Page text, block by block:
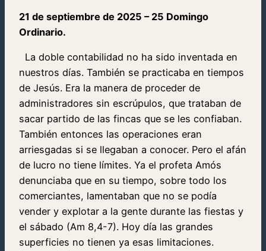
21 de septiembre de 2025 – 25 Domingo
Ordinario.
La doble contabilidad no ha sido inventada en
nuestros días. También se practicaba en tiempos
de Jesús. Era la manera de proceder de
administradores sin escrúpulos, que trataban de
sacar partido de las fincas que se les confiaban.
También entonces las operaciones eran
arriesgadas si se llegaban a conocer. Pero el afán
de lucro no tiene límites. Ya el profeta Amós
denunciaba que en su tiempo, sobre todo los
comerciantes, lamentaban que no se podía
vender y explotar a la gente durante las fiestas y
el sábado (Am 8,4-7). Hoy día las grandes
superficies no tienen ya esas limitaciones.